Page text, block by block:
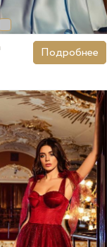
Подробнее